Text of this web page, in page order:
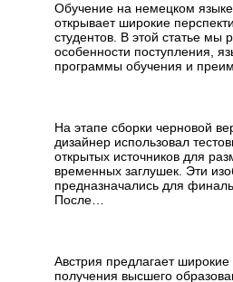
Обучение на немецком
открывает широкие
студентов. В этой статье мы
особенности поступления,
программы обучения и
На этапе сборки черновой
дизайнер использовал
открытых источников для
временных заглушек. Эти
предназначались для
После…
Австрия предлагает
получения высшего